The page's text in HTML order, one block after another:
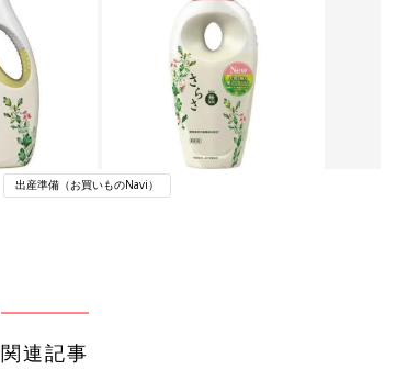
出産準備（お買いものNavi）
関連記事